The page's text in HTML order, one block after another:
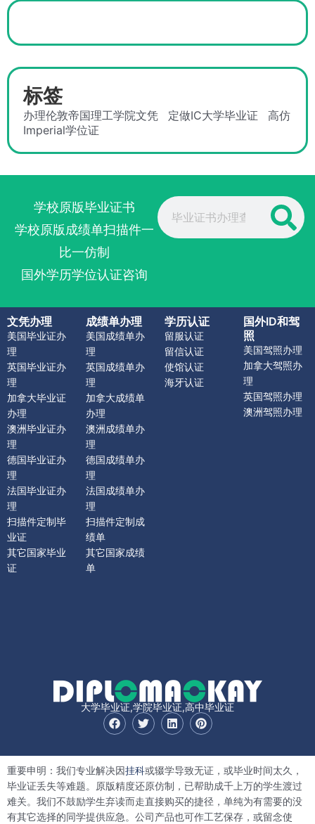
标签
办理伦敦帝国理工学院文凭 定做IC大学毕业证
高仿
Imperial学位证
学校原版毕业证书
学校原版成绩单扫描件一
比一仿制
国外学历学位认证咨询
Search
文凭办理
美国毕业证办
理
英国毕业证办
理
加拿大毕业证
办理
澳洲毕业证办
理
德国毕业证办
理
法国毕业证办
理
扫描件定制毕
业证
其它国家毕业
证
成绩单办理
美国成绩单办
理
英国成绩单办
理
加拿大成绩单
办理
澳洲成绩单办
理
德国成绩单办
理
法国成绩单办
理
扫描件定制成
绩单
其它国家成绩
单
学历认证
留服认证
留信认证
使馆认证
海牙认证
国外ID和驾
照
美国驾照办理
加拿大驾照办
理
英国驾照办理
澳洲驾照办理
大学毕业证,学院毕业证,高中毕业证
F
a
o
o
k
T
w
t
e
r
L
i
d
i
n
P
i
r
e
s
t
重要申明：我们专业解决因挂科或辍学导致无证，或毕业时间太久，
毕业证丢失等难题。原版精度还原仿制，已帮助成千上万的学生渡过
难关。我们不鼓励学生弃读而走直接购买的捷径，单纯为有需要的没
有其它选择的同学提供应急。公司产品也可作工艺保存，或留念使